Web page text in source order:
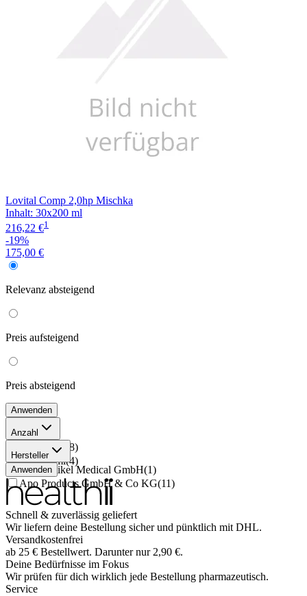
Lovital Comp 2,0hp Mischka
Inhalt: 30x200 ml
216,22 €1
-19%
175,00 €
Relevanz absteigend
Preis aufsteigend
Preis absteigend
Anwenden
Anzahl
24x200 ml 8)
30x200 ml(4)
Hersteller
1001 Artikel Medical GmbH(1)
Apo Products GmbH & Co KG(11)
Anwenden
Schnell & zuverlässig geliefert
Wir liefern deine Bestellung sicher und pünktlich mitDHL.
Versandkostenfrei
ab 25 € Bestellwert. Darunter nur2,90 €.
Deine Bedürfnisse im Fokus
Wir prüfen für dich wirklich jede Bestellung pharmazeutisch.
Service